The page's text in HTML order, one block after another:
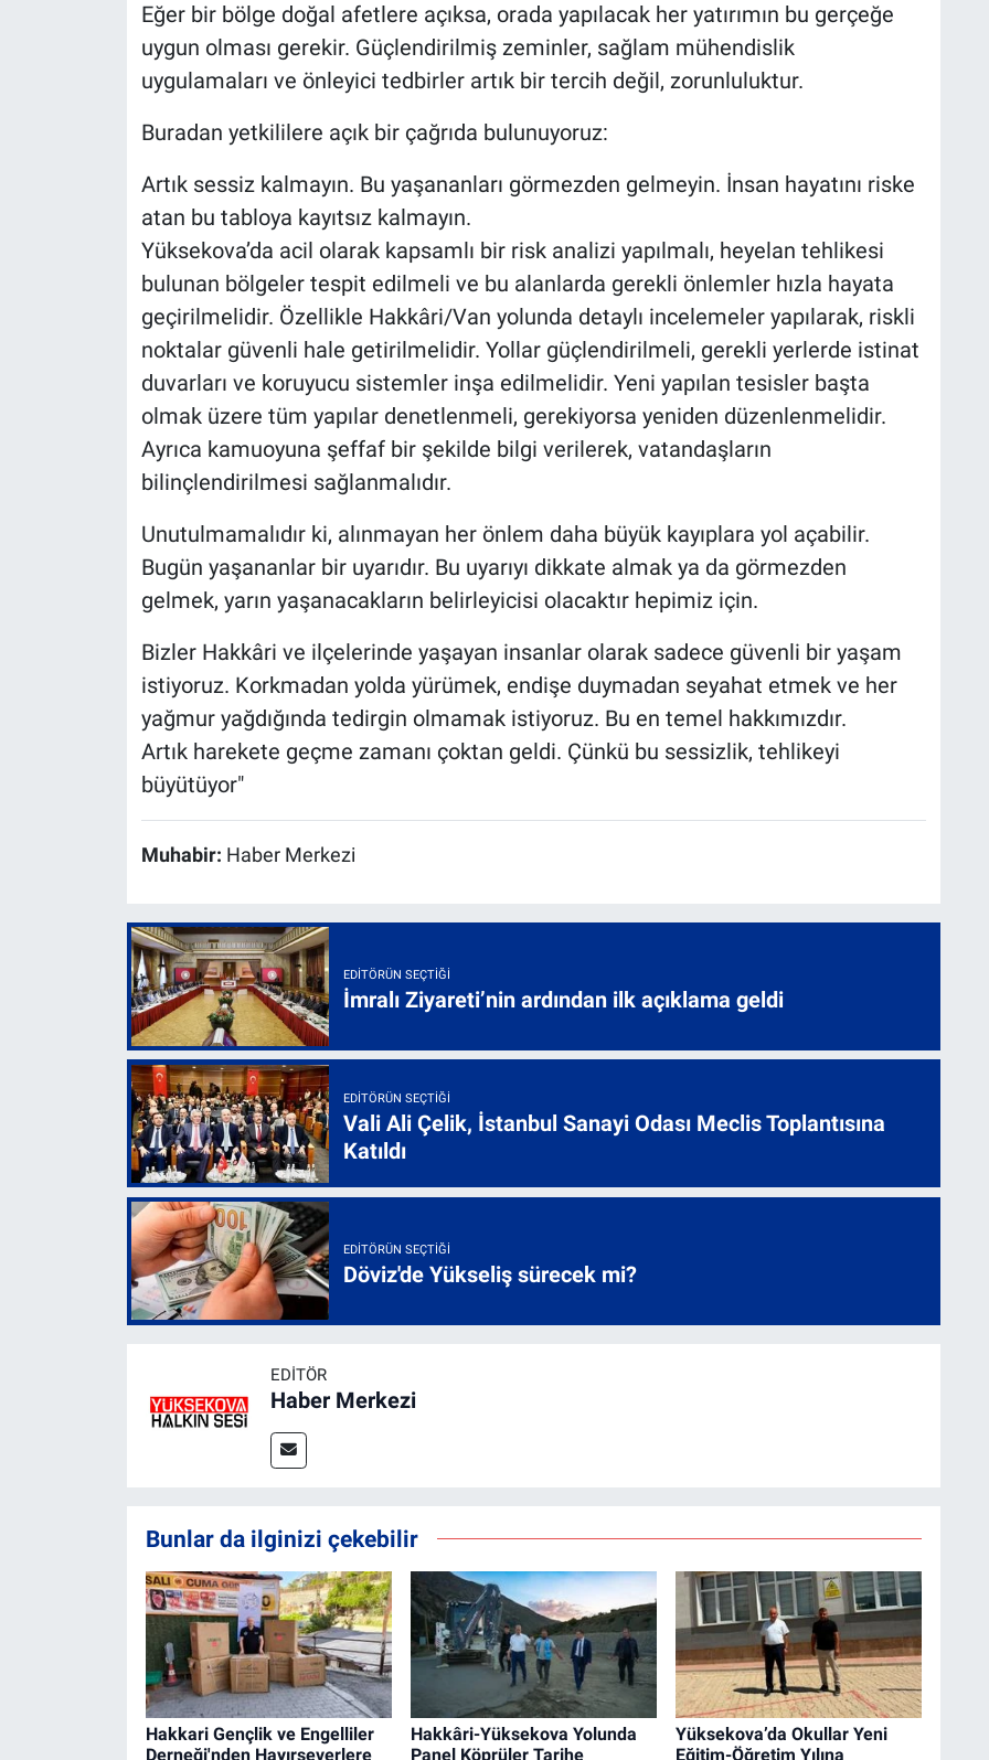
Eğer bir bölge doğal afetlere açıksa, orada yapılacak her yatırımın bu gerçeğe
uygun olması gerekir. Güçlendirilmiş zeminler, sağlam mühendislik
uygulamaları ve önleyici tedbirler artık bir tercih değil, zorunluluktur.
Buradan yetkililere açık bir çağrıda bulunuyoruz:
Artık sessiz kalmayın. Bu yaşananları görmezden gelmeyin. İnsan hayatını riske
atan bu tabloya kayıtsız kalmayın.
Yüksekova’da acil olarak kapsamlı bir risk analizi yapılmalı, heyelan tehlikesi
bulunan bölgeler tespit edilmeli ve bu alanlarda gerekli önlemler hızla hayata
geçirilmelidir. Özellikle Hakkâri/Van yolunda detaylı incelemeler yapılarak, riskli
noktalar güvenli hale getirilmelidir. Yollar güçlendirilmeli, gerekli yerlerde istinat
duvarları ve koruyucu sistemler inşa edilmelidir. Yeni yapılan tesisler başta
olmak üzere tüm yapılar denetlenmeli, gerekiyorsa yeniden düzenlenmelidir.
Ayrıca kamuoyuna şeffaf bir şekilde bilgi verilerek, vatandaşların
bilinçlendirilmesi sağlanmalıdır.
Unutulmamalıdır ki, alınmayan her önlem daha büyük kayıplara yol açabilir.
Bugün yaşananlar bir uyarıdır. Bu uyarıyı dikkate almak ya da görmezden
gelmek, yarın yaşanacakların belirleyicisi olacaktır hepimiz için.
Bizler Hakkâri ve ilçelerinde yaşayan insanlar olarak sadece güvenli bir yaşam
istiyoruz. Korkmadan yolda yürümek, endişe duymadan seyahat etmek ve her
yağmur yağdığında tedirgin olmamak istiyoruz. Bu en temel hakkımızdır.
Artık harekete geçme zamanı çoktan geldi. Çünkü bu sessizlik, tehlikeyi
büyütüyor"
Muhabir: Haber Merkezi
EDITÖRÜN SEÇTIĞI
İmralı Ziyareti’nin ardından ilk açıklama geldi
EDITÖRÜN SEÇTIĞI
Vali Ali Çelik, İstanbul Sanayi Odası Meclis Toplantısına
Katıldı
EDITÖRÜN SEÇTIĞI
Döviz'de Yükseliş sürecek mi?
EDITÖR
Haber Merkezi
Bunlar da ilginizi çekebilir
Hakkari Gençlik ve Engelliler
Derneği'nden Hayırseverlere
Hakkâri-Yüksekova Yolunda
Panel Köprüler Tarihe
Yüksekova’da Okullar Yeni
Eğitim-Öğretim Yılına